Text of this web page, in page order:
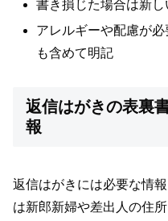
書き損じた場合は新し
アレルギーや配慮が必
も含めて明記
返信はがきの表裏
報
返信はがきには必要な情
は新郎新婦や差出人の住